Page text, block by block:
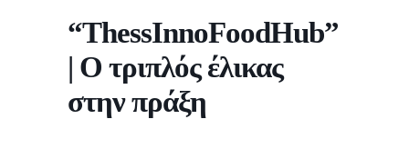
“ThessInnoFoodHub”
| Ο τριπλός έλικας
στην πράξη